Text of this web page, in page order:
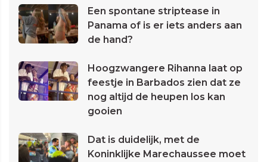
Een spontane striptease in
Panama of is er iets anders aan
de hand?
Hoogzwangere Rihanna laat op
feestje in Barbados zien dat ze
nog altijd de heupen los kan
gooien
Dat is duidelijk, met de
Koninklijke Marechaussee moet